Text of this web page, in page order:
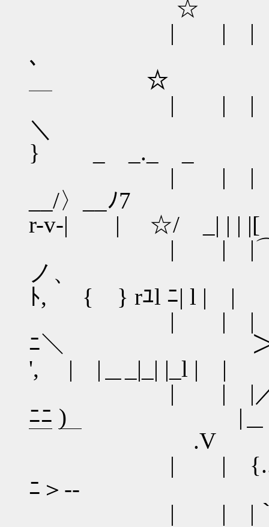
☆
| | | -
､
＿ ☆
| |
} _ _._ _ |
| | | ノ
__/〉__ﾉ7 |
r-v-| | ☆/ _| | |
| | |⌒八
ノ、 ＼ ＼
ﾄ, { } rﾕl ﾆ| l | |
| | | ⌒个ト
ﾆ＼ ＞ l －
', | |＿_|_| |_l | |
| | |／アｱ ⌒i
ﾆﾆ ) |＿
￣ ￣ .V
| | {..::::{-
ﾆ＞--
| | |｀ｧ